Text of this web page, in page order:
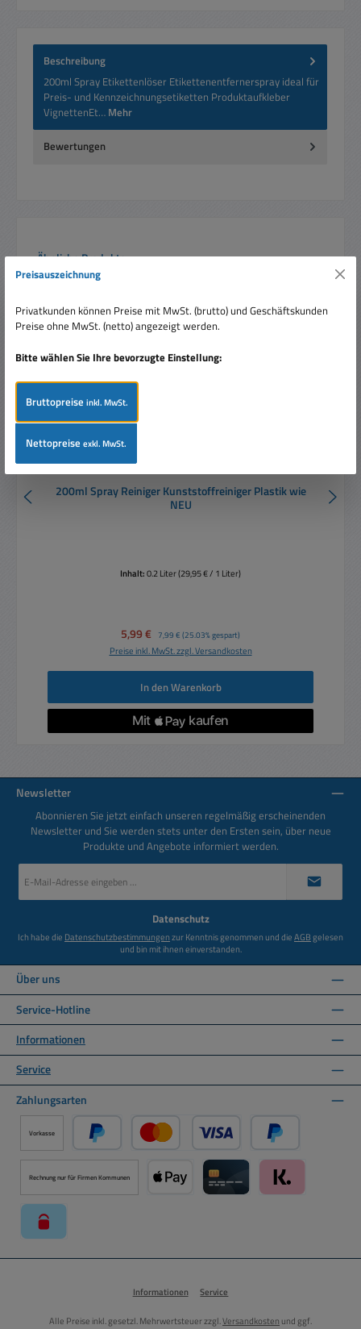
Beschreibung
200ml Spray Etikettenlöser Etikettenentfernerspray ideal für
Preis- und Kennzeichnungsetiketten Produktaufkleber
VignettenEt… Mehr
Bewertungen
Produktgalerie überspringen
Ähnliche Produkte
Tipp
200ml Spray Reiniger Kunststoffreiniger Plastik wie
NEU
Inhalt:0.2 Liter(29,95 € / 1 Liter)
Verkaufspreis:
5,99 € Regulärer Preis:
7,99 € (25.03% gespart)
Preise inkl. MwSt. zzgl. Versandkosten
In den Warenkorb
Newsletter
Abonnieren Sie jetzt einfach unseren regelmäßig erscheinenden
Newsletter und Sie werden stets unter den Ersten sein, über neue
Produkte und Angebote informiert werden.
Mail-
Datenschutz
Ich habe die Datenschutzbestimmungenzur Kenntnis genommen und dieAGBgelesen
und bin mit ihnen einverstanden.
Über uns
Service-Hotline
Informationen
Service
Zahlungsarten
Vorkasse
PayPal Kredit- oder Debitkarte über PayPal
Später Bezahlen
Rechnung nur für Firmen Kommunen
Informationen Service
Alle Preise inkl. gesetzl. Mehrwertsteuer zzgl.Versandkosten und ggf.
Preisauszeichnung
Privatkunden können Preise mit MwSt. (brutto) und Geschäftskunden
Preise ohne MwSt. (netto) angezeigt werden.
Bitte wählen Sie Ihre bevorzugte Einstellung:
Bruttopreiseinkl. MwSt.
Nettopreiseexkl. MwSt.